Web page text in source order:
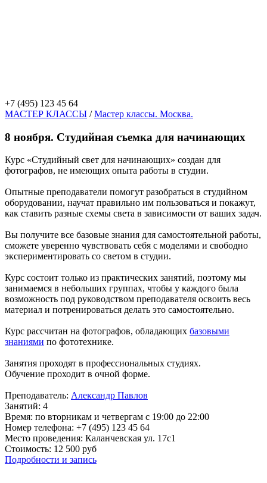
+7 (495) 123 45 64
МАСТЕР КЛАССЫ /Мастер классы. Москва.
8 ноября. Студийная съемка для начинающих
Курс «Студийный свет для начинающих» создан для
фотографов, не имеющих опыта работы в студии.
Опытные преподаватели помогут разобраться в студийном
оборудовании, научат правильно им пользоваться и покажут,
как ставить разные схемы света в зависимости от ваших задач.
Вы получите все базовые знания для самостоятельной работы,
сможете уверенно чувствовать себя с моделями и свободно
экспериментировать со светом в студии.
Курс состоит только из практических занятий, поэтому мы
занимаемся в небольших группах, чтобы у каждого была
возможность под руководством преподавателя освоить весь
материал и потренироваться делать это самостоятельно.
Курс рассчитан на фотографов, обладающих базовыми
знаниями по фототехнике.
Занятия проходят в профессиональных студиях.
Обучение проходит в очной форме.
Преподаватель: Александр Павлов
Занятий: 4
Время: по вторникам и четвергам с 19:00 до 22:00
Номер телефона: +7 (495) 123 45 64
Место проведения: Каланчевская ул. 17c1
Стоимость: 12 500 руб
Подробности и запись